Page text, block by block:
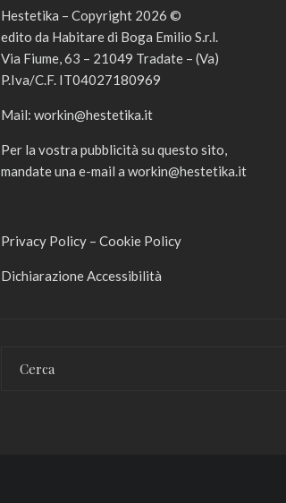
Hestetika – Copyright 2026 ©
edito da Habitare di Boga Emilio S.r.l.
Via Fiume, 63 – 21049 Tradate – (Va)
P.Iva/C.F. IT04027180969
Mail: workin@hestetika.it
Per la vostra pubblicità su questo sito,
mandate una e-mail a workin@hestetika.it
Privacy Policy – Cookie Policy
Dichiarazione Accessibilità